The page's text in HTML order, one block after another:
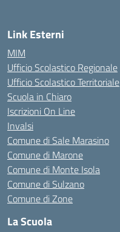
Link Esterni
MIM
Ufficio Scolastico Regionale
Ufficio Scolastico Territoriale
Scuola in Chiaro
Iscrizioni On Line
Invalsi
Comune di Sale Marasino
Comune di Marone
Comune di Monte Isola
Comune di Sulzano
Comune di Zone
La Scuola